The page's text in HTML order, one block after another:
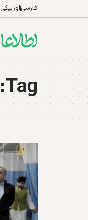
فارسیاوزبیکی
Tag: